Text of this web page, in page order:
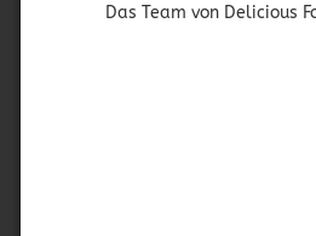
Das Team von Delicious